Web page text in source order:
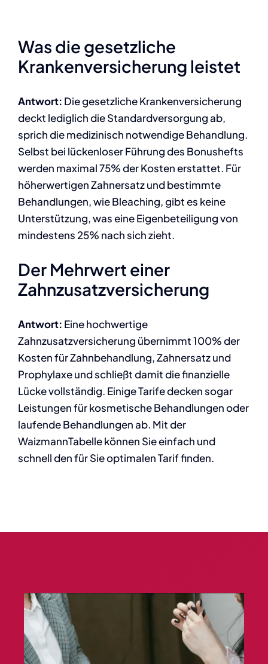
Was die gesetzliche
Krankenversicherung leistet
Antwort: Die gesetzliche Krankenversicherung
deckt lediglich die Standardversorgung ab,
sprich die medizinisch notwendige Behandlung.
Selbst bei lückenloser Führung des Bonushefts
werden maximal 75% der Kosten erstattet. Für
höherwertigen Zahnersatz und bestimmte
Behandlungen, wie Bleaching, gibt es keine
Unterstützung, was eine Eigenbeteiligung von
mindestens 25% nach sich zieht.
Der Mehrwert einer
Zahnzusatzversicherung
Antwort: Eine hochwertige
Zahnzusatzversicherung übernimmt 100% der
Kosten für Zahnbehandlung, Zahnersatz und
Prophylaxe und schließt damit die finanzielle
Lücke vollständig. Einige Tarife decken sogar
Leistungen für kosmetische Behandlungen oder
laufende Behandlungen ab. Mit der
WaizmannTabelle können Sie einfach und
schnell den für Sie optimalen Tarif finden.